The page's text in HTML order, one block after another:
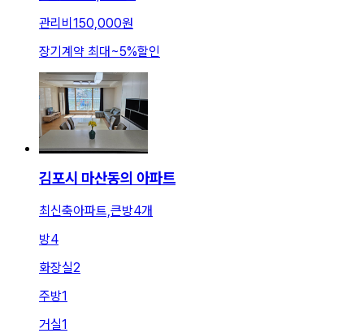
관리비 150,000원
장기계약 최대~5%할인
김포시 마산동의 아파트
최신축아파트,큰방4개
방4
화장실2
주방1
거실1